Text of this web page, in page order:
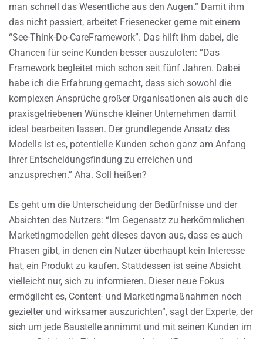
man schnell das Wesentliche aus den Augen.” Damit ihm
das nicht passiert, arbeitet Friesenecker gerne mit einem
“See-Think-Do-CareFramework”. Das hilft ihm dabei, die
Chancen für seine Kunden besser auszuloten: “Das
Framework begleitet mich schon seit fünf Jahren. Dabei
habe ich die Erfahrung gemacht, dass sich sowohl die
komplexen Ansprüche großer Organisationen als auch die
praxisgetriebenen Wünsche kleiner Unternehmen damit
ideal bearbeiten lassen. Der grundlegende Ansatz des
Modells ist es, potentielle Kunden schon ganz am Anfang
ihrer Entscheidungsfindung zu erreichen und
anzusprechen.” Aha. Soll heißen?
Es geht um die Unterscheidung der Bedürfnisse und der
Absichten des Nutzers: “Im Gegensatz zu herkömmlichen
Marketingmodellen geht dieses davon aus, dass es auch
Phasen gibt, in denen ein Nutzer überhaupt kein Interesse
hat, ein Produkt zu kaufen. Stattdessen ist seine Absicht
vielleicht nur, sich zu informieren. Dieser neue Fokus
ermöglicht es, Content- und Marketingmaßnahmen noch
gezielter und wirksamer auszurichten”, sagt der Experte, der
sich um jede Baustelle annimmt und mit seinen Kunden im